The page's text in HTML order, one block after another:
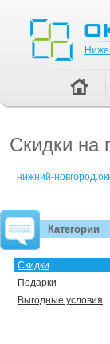
Скидки на
нижний-
Категории
Скидки
Подарки
Выгодные условия